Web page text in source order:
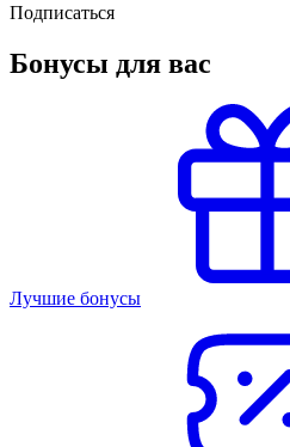
Подписаться
Бонусы для вас
Лучшие бонусы